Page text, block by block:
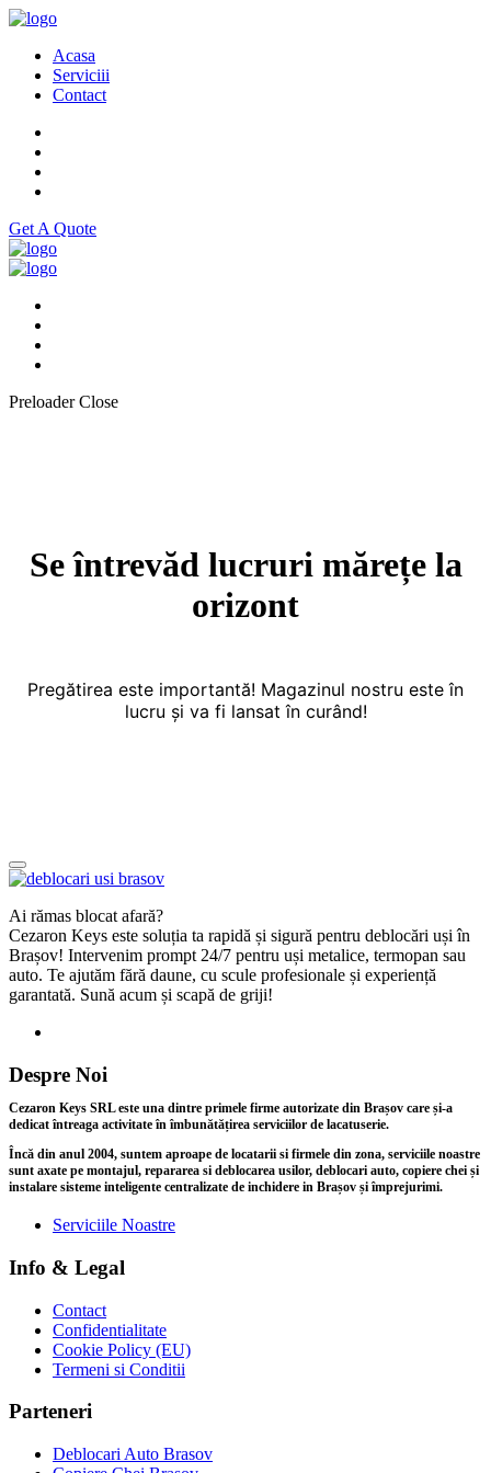
Acasa
Serviciii
Contact
Get A Quote
Preloader Close
Se întrevăd lucruri mărețe la
orizont
Pregătirea este importantă! Magazinul nostru este în
lucru și va fi lansat în curând!
Ai rămas blocat afară?
Cezaron Keys este soluția ta rapidă și sigură pentru deblocări uși în
Brașov! Intervenim prompt 24/7 pentru uși metalice, termopan sau
auto. Te ajutăm fără daune, cu scule profesionale și experiență
garantată. Sună acum și scapă de griji!
Despre Noi
Cezaron Keys SRL este una dintre primele firme autorizate din Brașov care și-a
dedicat întreaga activitate în îmbunătățirea serviciilor de lacatuserie.
Încă din anul 2004, suntem aproape de locatarii si firmele din zona, serviciile noastre
sunt axate pe montajul, repararea si deblocarea usilor, deblocari auto, copiere chei și
instalare sisteme inteligente centralizate de inchidere in Brașov și împrejurimi.
Serviciile Noastre
Info & Legal
Contact
Confidentialitate
Cookie Policy (EU)
Termeni si Conditii
Parteneri
Deblocari Auto Brasov